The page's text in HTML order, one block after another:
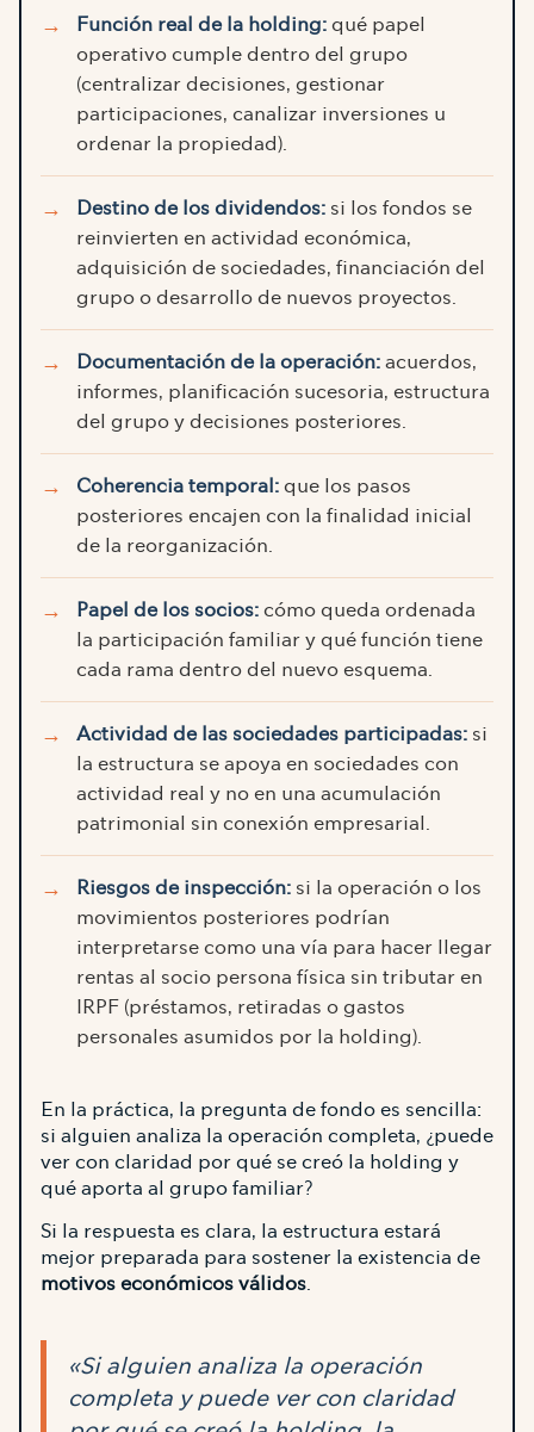
Función real de la holding:qué papel
operativo cumple dentro del grupo
(centralizar decisiones, gestionar
participaciones, canalizar inversiones u
ordenar la propiedad).
Destino de los dividendos: si los fondos se
reinvierten en actividad económica,
adquisición de sociedades, financiación del
grupo o desarrollo de nuevos proyectos.
Documentación de la operación:acuerdos,
informes, planificación sucesoria, estructura
del grupo y decisiones posteriores.
Coherencia temporal:que los pasos
posteriores encajen con la finalidad inicial
de la reorganización.
Papel de los socios:cómo queda ordenada
la participación familiar y qué función tiene
cada rama dentro del nuevo esquema.
Actividad de las sociedades participadas: si
la estructura se apoya en sociedades con
actividad real y no en una acumulación
patrimonial sin conexión empresarial.
Riesgos de inspección: si la operación o los
movimientos posteriores podrían
interpretarse como una vía para hacer llegar
rentas al socio persona física sin tributar en
IRPF (préstamos, retiradas o gastos
personales asumidos por la holding).
En la práctica, la pregunta de fondo es sencilla:
si alguien analiza la operación completa, ¿puede
ver con claridad por qué se creó la holding y
qué aporta al grupo familiar?
Si la respuesta es clara, la estructura estará
mejor preparada para sostener la existencia de
motivos económicos válidos.
«Si alguien analiza la operación
completa y puede ver con claridad